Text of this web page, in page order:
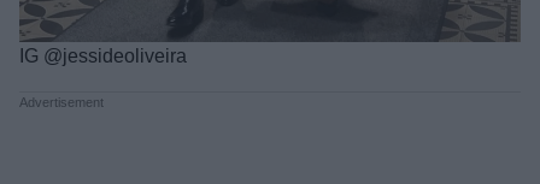
IG @jessideoliveira